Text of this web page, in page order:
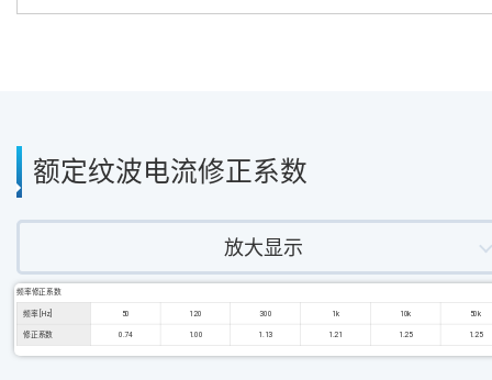
额定纹波电流修正系数
放大显示
频率修正系数
频率 [Hz] 50 120 300 1k 10k 50k
修正系数 0.74 1.00 1.13 1.21 1.25 1.25